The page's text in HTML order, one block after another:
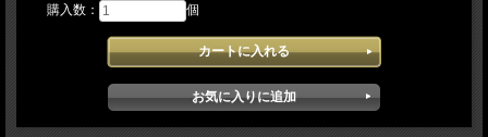
購入数： 個